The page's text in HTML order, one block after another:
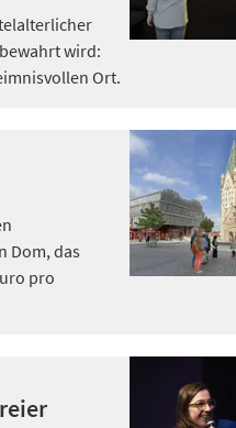
wird:
Ort.
Dom, das
pro